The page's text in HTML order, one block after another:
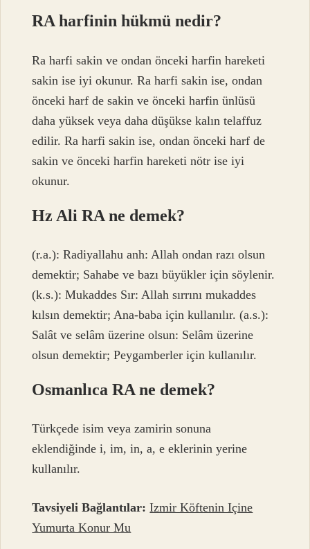
RA harfinin hükmü nedir?
Ra harfi sakin ve ondan önceki harfin hareketi
sakin ise iyi okunur. Ra harfi sakin ise, ondan
önceki harf de sakin ve önceki harfin ünlüsü
daha yüksek veya daha düşükse kalın telaffuz
edilir. Ra harfi sakin ise, ondan önceki harf de
sakin ve önceki harfin hareketi nötr ise iyi
okunur.
Hz Ali RA ne demek?
(r.a.): Radiyallahu anh: Allah ondan razı olsun
demektir; Sahabe ve bazı büyükler için söylenir.
(k.s.): Mukaddes Sır: Allah sırrını mukaddes
kılsın demektir; Ana-baba için kullanılır. (a.s.):
Salât ve selâm üzerine olsun: Selâm üzerine
olsun demektir; Peygamberler için kullanılır.
Osmanlıca RA ne demek?
Türkçede isim veya zamirin sonuna
eklendiğinde i, im, in, a, e eklerinin yerine
kullanılır.
Tavsiyeli Bağlantılar: Izmir Köftenin Içine
Yumurta Konur Mu